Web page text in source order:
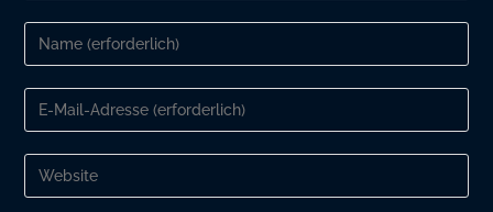
Gib
deinen
oder
Benutzernamen
zum
Kommentieren
ein
Gib
deine
Mail-
Adresse
zum
Gib
deine